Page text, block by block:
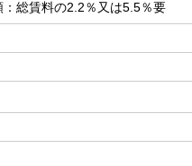
総賃料の2.2％又は5.5％要